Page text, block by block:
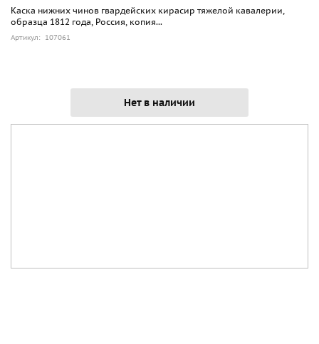
Каска нижних чинов гвардейских кирасир тяжелой кавалерии,
образца 1812 года, Россия, копия...
Артикул: 107061
Нет в наличии